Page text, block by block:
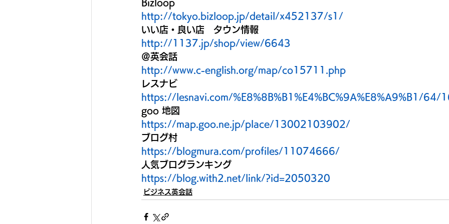
Bizloop
http://tokyo.bizloop.jp/detail/x452137/s1/
いい店・良い店　タウン情報
http://1137.jp/shop/view/6643
＠英会話
http://www.c-english.org/map/co15711.php
レスナビ
https://lesnavi.com/%E8%8B%B1%E4%BC%9A%E8%A9%B1/64/
goo 地図
https://map.goo.ne.jp/place/13002103902/
ブログ村
https://blogmura.com/profiles/11074666/
人気ブログランキング
https://blog.with2.net/link/?id=2050320
ビジネス英会話